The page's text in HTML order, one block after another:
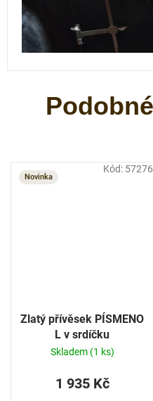
Novinka
Zlatý přívěsek PÍSMENO
L v srdíčku
Skladem (1 ks)
1 935 Kč
Kód: 57276